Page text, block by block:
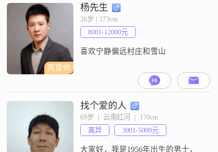
爱笑，大家都说我挺好相处的
##3002##我独立自信，也乐观积
极，觉得日子嘛，怎么过都是过，
不如开开心心的##3002##我这个人
随和，富有同理
高富帅
杨先生
26岁 | 173cm
8001-12000元
喜欢宁静偏远村庄和雪山
找个爱的人
69岁  |  云南红河  |  170cm
离异
3001-5000元
大家好，我是1956年出生的男士，